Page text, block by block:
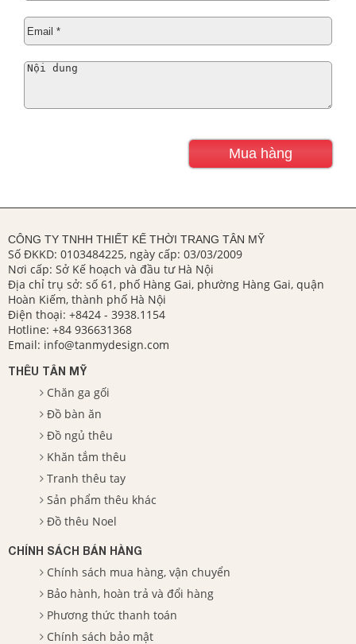
CÔNG TY TNHH THIẾT KẾ THỜI TRANG TÂN MỸ
Số ĐKKD: 0103484225, ngày cấp: 03/03/2009
Nơi cấp: Sở Kế hoạch và đầu tư Hà Nội
Địa chỉ trụ sở: số 61, phố Hàng Gai, phường Hàng Gai, quận
Hoàn Kiếm, thành phố Hà Nội
Điện thoại: +8424 - 3938.1154
Hotline: +84 936631368
Email: info@tanmydesign.com
THÊU TÂN MỸ
Chăn ga gối
Đồ bàn ăn
Đồ ngủ thêu
Khăn tắm thêu
Tranh thêu tay
Sản phẩm thêu khác
Đồ thêu Noel
CHÍNH SÁCH BÁN HÀNG
Chính sách mua hàng, vận chuyển
Bảo hành, hoàn trả và đổi hàng
Phương thức thanh toán
Chính sách bảo mật